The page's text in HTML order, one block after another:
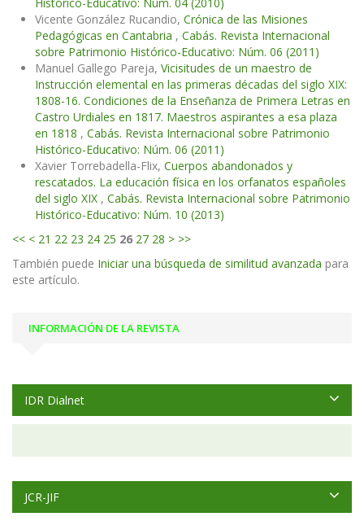
Vicente González Rucandio, Crónica de las Misiones
Pedagógicas en Cantabria , Cabás. Revista Internacional
sobre Patrimonio Histórico-Educativo: Núm. 06 (2011)
Manuel Gallego Pareja, Vicisitudes de un maestro de
Instrucción elemental en las primeras décadas del siglo XIX:
1808-16. Condiciones de la Enseñanza de Primera Letras en
Castro Urdiales en 1817. Maestros aspirantes a esa plaza
en 1818 , Cabás. Revista Internacional sobre Patrimonio
Histórico-Educativo: Núm. 06 (2011)
Xavier Torrebadella-Flix, Cuerpos abandonados y
rescatados. La educación física en los orfanatos españoles
del siglo XIX , Cabás. Revista Internacional sobre Patrimonio
Histórico-Educativo: Núm. 10 (2013)
<< < 21 22 23 24 25 26 27 28 > >>
También puede Iniciar una búsqueda de similitud avanzada para
este artículo.
INFORMACIÓN DE LA REVISTA
IDR Dialnet
JCR-JIF